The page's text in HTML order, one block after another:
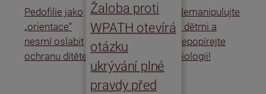
Pedofilie jako
„orientace“
nesmí oslabit
ochranu dítěte
Žaloba proti
WPATH otevírá
otázku
ukrývání plné
pravdy před
Nemanipulujte
s dětmi a
nepopírejte
biologii!